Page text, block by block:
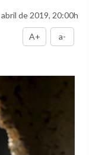
de 2019, 20:00h
A+ a-